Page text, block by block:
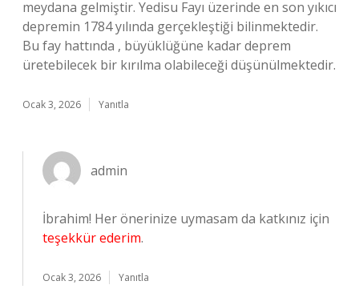
meydana gelmiştir. Yedisu Fayı üzerinde en son yıkıcı
depremin 1784 yılında gerçekleştiği bilinmektedir.
Bu fay hattında , büyüklüğüne kadar deprem
üretebilecek bir kırılma olabileceği düşünülmektedir.
Ocak 3, 2026 Yanıtla
admin
İbrahim! Her önerinize uymasam da katkınız için
teşekkür ederim.
Ocak 3, 2026 Yanıtla